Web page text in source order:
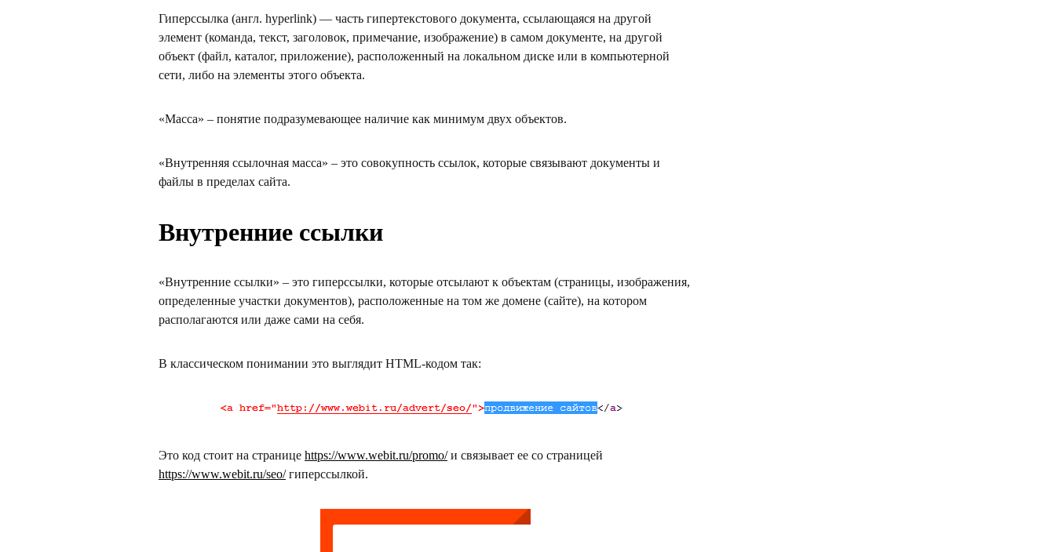
Гиперссылка (англ. hyperlink) — часть гипертекстового документа, ссылающаяся на другой
элемент (команда, текст, заголовок, примечание, изображение) в самом документе, на другой
объект (файл, каталог, приложение), расположенный на локальном диске или в компьютерной
сети, либо на элементы этого объекта.
«Масса» – понятие подразумевающее наличие как минимум двух объектов.
«Внутренняя ссылочная масса» – это совокупность ссылок, которые связывают документы и
файлы в пределах сайта.
Внутренние ссылки
«Внутренние ссылки» – это гиперссылки, которые отсылают к объектам (страницы, изображения,
определенные участки документов), расположенные на том же домене (сайте), на котором
располагаются или даже сами на себя.
В классическом понимании это выглядит HTML-кодом так:
Это код стоит на странице https://www.webit.ru/promo/и связывает ее со страницей
https://www.webit.ru/seo/гиперссылкой.